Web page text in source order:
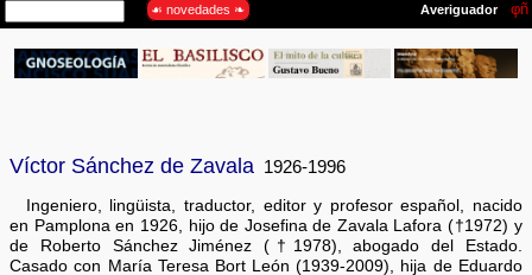
Víctor Sánchez de Zavala 1926-1996
Ingeniero, lingüista, traductor, editor y profesor español, nacido
en Pamplona en 1926, hijo de Josefina de Zavala Lafora (†1972) y
de Roberto Sánchez Jiménez (†1978), abogado del Estado.
Casado con María Teresa Bort León (1939-2009), hija de Eduardo